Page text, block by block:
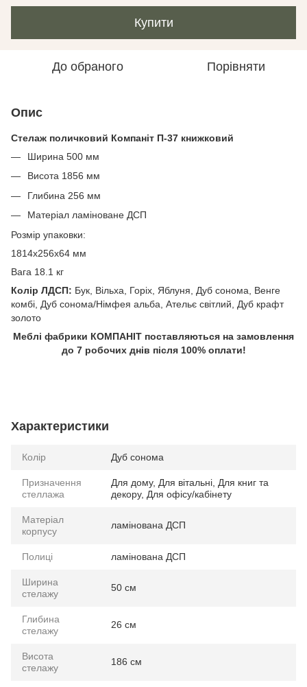
Купити
До обраного Порівняти
Опис
Стелаж поличковий Компаніт П-37 книжковий
Ширина 500 мм
Висота 1856 мм
Глибина 256 мм
Матеріал ламіноване ДСП
Розмір упаковки:
1814х256х64 мм
Вага 18.1 кг
Колір ЛДСП: Бук, Вільха, Горіх, Яблуня, Дуб сонома, Венге
комбі, Дуб сонома/Німфея альба, Ательє світлий, Дуб крафт
золото
Меблі фабрики КОМПАНІТ поставляються на замовлення
до 7 робочих днів після 100% оплати!
Характеристики
Колір Дуб сонома
Призначення
стеллажа
Для дому, Для вітальні, Для книг та
декору, Для офісу/кабінету
Матеріал
корпусу
ламінована ДСП
Полиці ламінована ДСП
Ширина
стелажу
50 см
Глибина
стелажу
26 см
Висота
стелажу
186 см